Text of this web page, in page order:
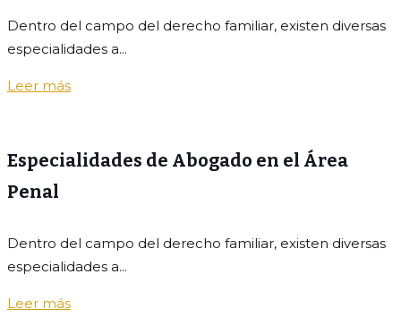
Dentro del campo del derecho familiar, existen diversas
especialidades a...
Leer más
Especialidades de Abogado en el Área
Penal
Dentro del campo del derecho familiar, existen diversas
especialidades a...
Leer más